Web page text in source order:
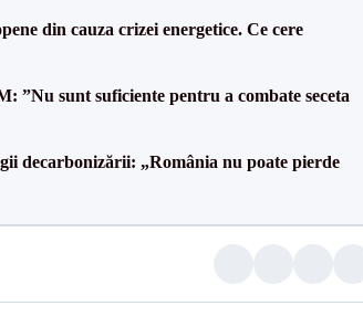
din cauza crizei energetice. Ce cere
”Nu sunt suficiente pentru a combate seceta
decarbonizării: „România nu poate pierde